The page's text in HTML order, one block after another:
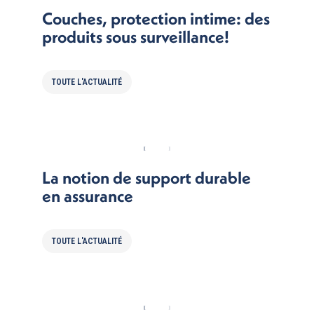
Couches, protection intime: des
produits sous surveillance!
TOUTE L'ACTUALITÉ
La notion de support durable
en assurance
TOUTE L'ACTUALITÉ